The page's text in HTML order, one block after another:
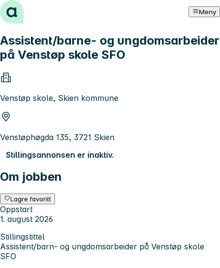
Hopp til innhold Meny
Assistent/barne- og ungdomsarbeider
på Venstøp skole SFO
Venstøp skole, Skien kommune
Venstøphøgda 135, 3721 Skien
Stillingsannonsen er inaktiv.
Om jobben
Lagre favoritt
Oppstart
1. august 2026
Stillingstittel
Assistent/barn- og ungdomsarbeider på Venstøp skole
SFO